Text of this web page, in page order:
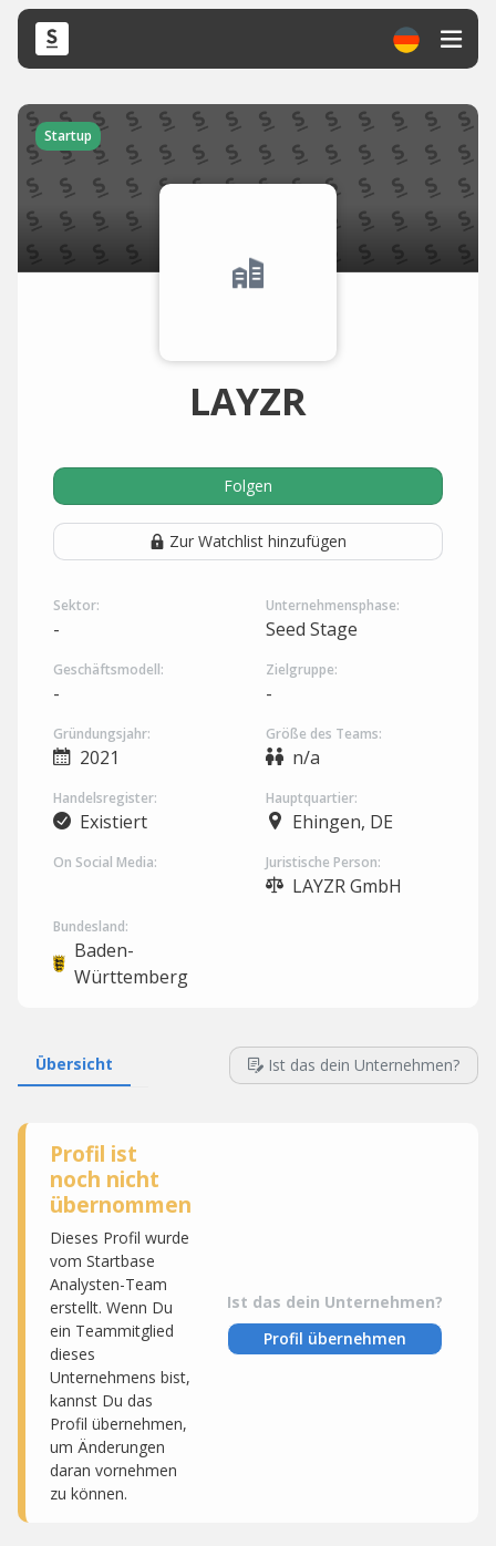
Startup
LAYZR
Folgen
Zur Watchlist hinzufügen
Sektor:
-
Unternehmensphase:
Seed Stage
Geschäftsmodell:
-
Zielgruppe:
-
Gründungsjahr:
2021
Größe des Teams:
n/a
Handelsregister:
Existiert
Hauptquartier:
Ehingen, DE
On Social Media: Juristische Person:
LAYZR GmbH
Bundesland:
Baden-
Württemberg
Übersicht Ist das dein Unternehmen?
Profil ist
noch nicht
übernommen
Dieses Profil wurde
vom Startbase
Analysten-Team
erstellt. Wenn Du
ein Teammitglied
dieses
Unternehmens bist,
kannst Du das
Profil übernehmen,
um Änderungen
daran vornehmen
zu können.
Ist das dein Unternehmen?
Profil übernehmen